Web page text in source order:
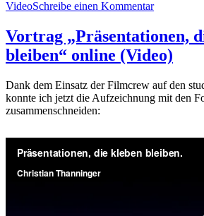
VideoSchreibe einen Kommentarzu
bei
Zen
(Video)
Vortrag „Präsentationen,
bleiben“ online (Video)
Dank dem Einsatz der Filmcrew auf den
konnte ich jetzt die Aufzeichnung mit den
zusammenschneiden: